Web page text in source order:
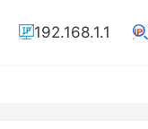
192.168.1.1 